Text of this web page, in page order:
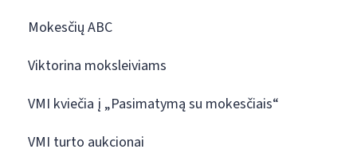
Mokesčių ABC
Viktorina moksleiviams
VMI kviečia į „Pasimatymą su mokesčiais“
VMI turto aukcionai